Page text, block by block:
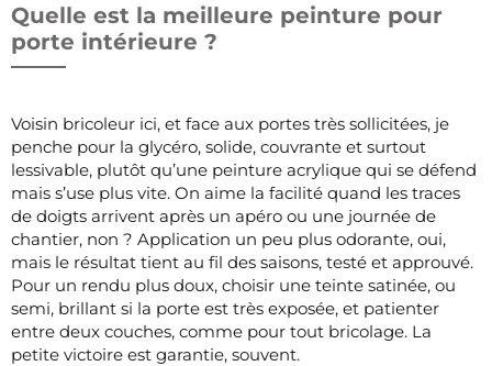
Quelle est la meilleure peinture pour
porte intérieure ?
Voisin bricoleur ici, et face aux portes très sollicitées, je
penche pour la glycéro, solide, couvrante et surtout
lessivable, plutôt qu’une peinture acrylique qui se défend
mais s’use plus vite. On aime la facilité quand les traces
de doigts arrivent après un apéro ou une journée de
chantier, non ? Application un peu plus odorante, oui,
mais le résultat tient au fil des saisons, testé et approuvé.
Pour un rendu plus doux, choisir une teinte satinée, ou
semi, brillant si la porte est très exposée, et patienter
entre deux couches, comme pour tout bricolage. La
petite victoire est garantie, souvent.